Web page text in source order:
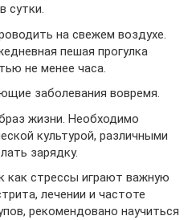
сутки.
на свежем воздухе.
пешая прогулка
не менее часа.
заболевания вовремя.
жизни. Необходимо
культурой, различными
зарядку.
как стрессы играют важную
лечении и частоте
рекомендовано научиться